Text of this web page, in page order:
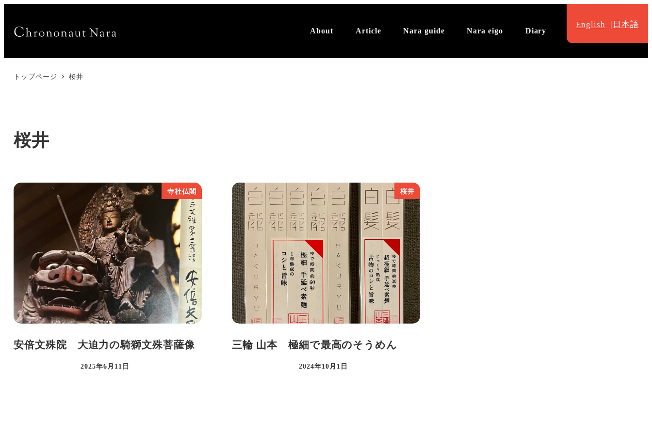
About Article Nara guide Nara eigo Diary
English 日本語
トップページ 桜井
桜井
寺社仏閣
安倍文殊院 大迫力の騎獅文殊菩薩像
投稿日
2025年6月11日
桜井
三輪 山本 極細で最高のそうめん
投稿日
2024年10月1日